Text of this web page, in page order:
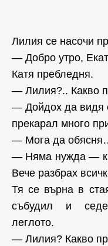
Лилия се насочи
— Добро утро,
Катя пребледня.
— Лилия?.. Какво
— Дойдох да видя
прекарал много
— Мога да
— Няма нужда —
Вече разбрах
Тя се върна в
събудил и
леглото.
— Лилия? Какво